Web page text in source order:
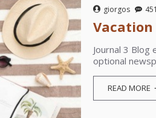
giorgos
Journal 3
optional
READ MORE